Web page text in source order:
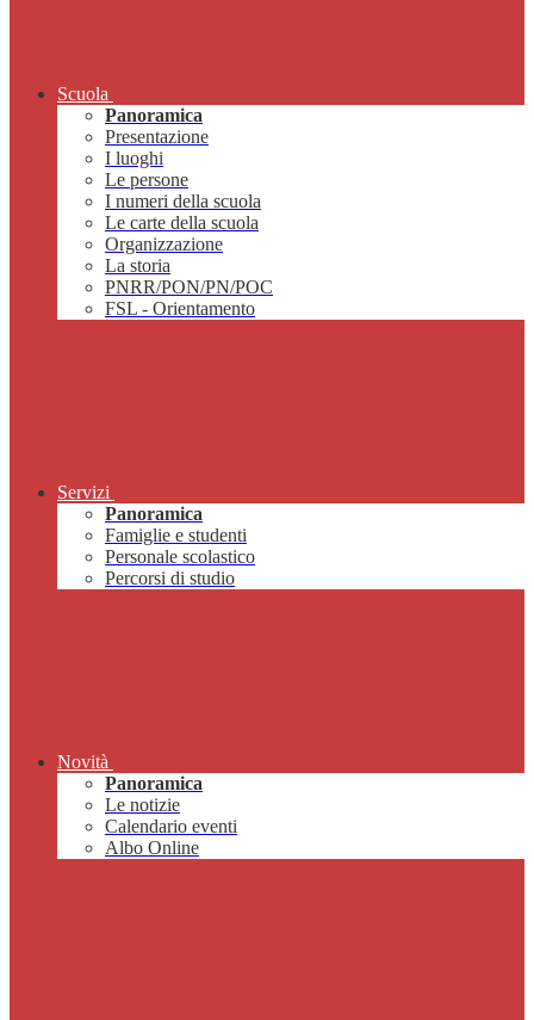
Scuola
Panoramica
Presentazione
I luoghi
Le persone
I numeri della scuola
Le carte della scuola
Organizzazione
La storia
PNRR/PON/PN/POC
FSL - Orientamento
Servizi
Panoramica
Famiglie e studenti
Personale scolastico
Percorsi di studio
Novità
Panoramica
Le notizie
Calendario eventi
Albo Online